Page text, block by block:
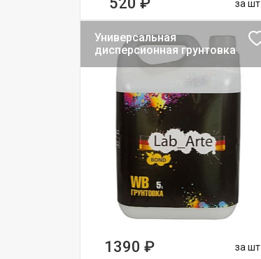
за шт
Универсальная
дисперсионная грунтовка
1390 ₽ за шт